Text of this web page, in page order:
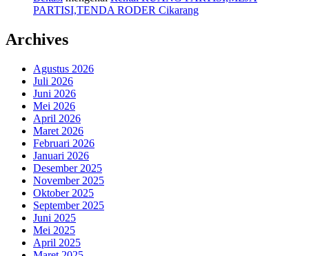
PARTISI,TENDA RODER Cikarang
Archives
Agustus 2026
Juli 2026
Juni 2026
Mei 2026
April 2026
Maret 2026
Februari 2026
Januari 2026
Desember 2025
November 2025
Oktober 2025
September 2025
Juni 2025
Mei 2025
April 2025